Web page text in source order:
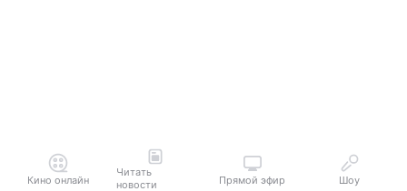
Кино онлайн
Читать
новости
Прямой эфир Шоу